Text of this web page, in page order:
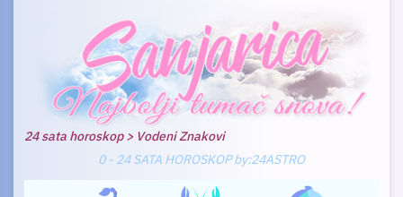
24 sata horoskop > Vodeni Znakovi
0 - 24 SATA HOROSKOP by:24ASTRO